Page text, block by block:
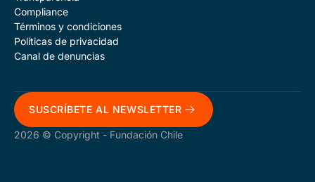
Compliance
Términos y condiciones
Políticas de privacidad
Canal de denuncias
SUSCRÍBETE AL NEWSLETTER
2026 © Copyright - Fundación Chile